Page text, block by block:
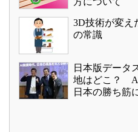
3D技術が変え
の常識
日本版データ
地はどこ？
日本の勝ち筋